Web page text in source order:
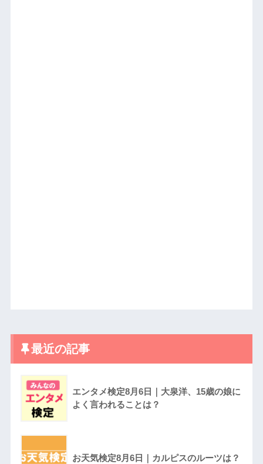
最近の記事
エンタメ検定8月6日｜大泉洋、15歳の娘に
よく言われることは？
お天気検定8月6日｜カルピスのルーツは？